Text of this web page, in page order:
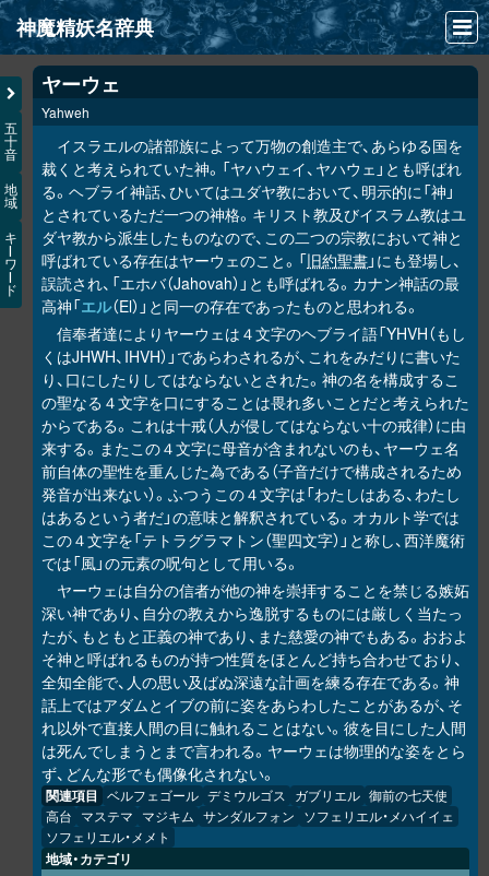
神魔精妖名辞典
NEWS
INFO
文献
検索
凖項目
画像資料便覧
LINK
五
十
音
地
域
キ
ワ
ド
ヤーウェ
Yahweh
イスラエルの諸部族によって万物の創造主で、あらゆる国を
裁くと考えられていた神。「ヤハウェイ、ヤハウェ」とも呼ばれ
る。ヘブライ神話、ひいてはユダヤ教において、明示的に「神」
とされているただ一つの神格。キリスト教及びイスラム教はユ
ダヤ教から派生したものなので、この二つの宗教において神と
呼ばれている存在はヤーウェのこと。「旧約聖書」にも登場し、
誤読され、「エホバ（Jahovah）」とも呼ばれる。カナン神話の最
高神「エル（El）」と同一の存在であったものと思われる。
信奉者達によりヤーウェは４文字のヘブライ語「YHVH（もし
くはJHWH、IHVH）」であらわされるが、これをみだりに書いた
り、口にしたりしてはならないとされた。神の名を構成するこ
の聖なる４文字を口にすることは畏れ多いことだと考えられた
からである。これは十戒（人が侵してはならない十の戒律）に由
来する。またこの４文字に母音が含まれないのも、ヤーウェ名
前自体の聖性を重んじた為である（子音だけで構成されるため
発音が出来ない）。ふつうこの４文字は「わたしはある、わたし
はあるという者だ」の意味と解釈されている。オカルト学では
この４文字を「テトラグラマトン（聖四文字）」と称し、西洋魔術
では「風」の元素の呪句として用いる。
ヤーウェは自分の信者が他の神を崇拝することを禁じる嫉妬
深い神であり、自分の教えから逸脱するものには厳しく当たっ
たが、もともと正義の神であり、また慈愛の神でもある。おおよ
そ神と呼ばれるものが持つ性質をほとんど持ち合わせており、
全知全能で、人の思い及ばぬ深遠な計画を練る存在である。神
話上ではアダムとイブの前に姿をあらわしたことがあるが、そ
れ以外で直接人間の目に触れることはない。彼を目にした人間
は死んでしまうとまで言われる。ヤーウェは物理的な姿をとら
ず、どんな形でも偶像化されない。
関連項目 ベルフェゴール デミウルゴス ガブリエル 御前の七天使
高台 マステマ マジキム サンダルフォン ソフェリエル・メハイイェ
ソフェリエル・メメト
地域・カテゴリ